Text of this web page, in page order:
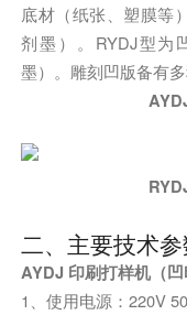
底材（纸张、塑膜等
剂墨）。RYDJ型为
墨）。雕刻凹版备有多
二、主要技术参
AYDJ 印刷打样机（凹
1、使用电源：220V